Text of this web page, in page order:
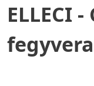
ELLECI